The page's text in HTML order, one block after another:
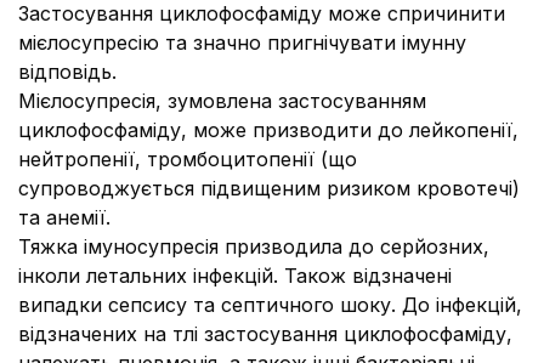
Застосування циклофосфаміду може спричинити
мієлосупресію та значно пригнічувати імунну
відповідь.
Мієлосупресія, зумовлена застосуванням
циклофосфаміду, може призводити до лейкопенії,
нейтропенії, тромбоцитопенії (що
супроводжується підвищеним ризиком кровотечі)
та анемії.
Тяжка імуносупресія призводила до серйозних,
інколи летальних інфекцій. Також відзначені
випадки сепсису та септичного шоку. До інфекцій,
відзначених на тлі застосування циклофосфаміду,